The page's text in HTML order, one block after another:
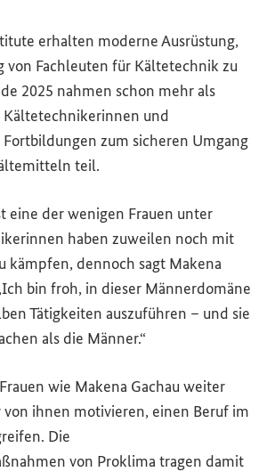
erhalten moderne Ausrüstung,
von Fachleuten für Kältetechnik zu
2025 nahmen schon mehr als
Kältetechnikerinnen und
zum sicheren Umgang
teil.
eine der wenigen Frauen unter
haben zuweilen noch mit
kämpfen, dennoch sagt Makena
bin froh, in dieser Männerdomäne
Tätigkeiten auszuführen – und sie
als die Männer.“
wie Makena Gachau weiter
ihnen motivieren, einen Beruf im
Die
von Proklima tragen damit